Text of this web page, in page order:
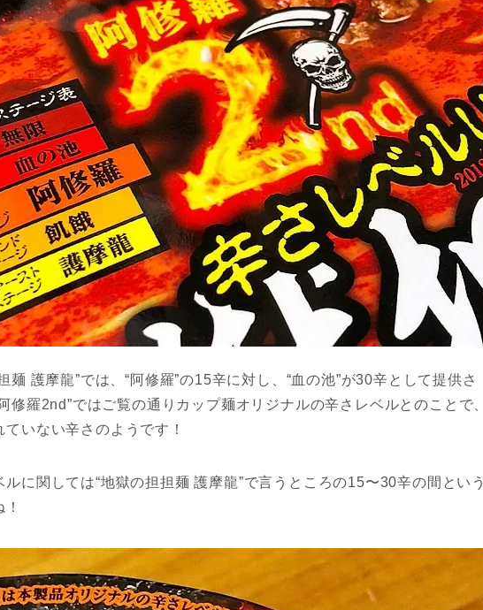
麺 護摩龍”では、“阿修羅”の15辛に対し、“血の池”が30辛として提供さ
修羅2nd”ではご覧の通りカップ麺オリジナルの辛さレベルとのことで、
いない辛さのようです！
に関しては“地獄の担担麺 護摩龍”で言うところの15〜30辛の間という